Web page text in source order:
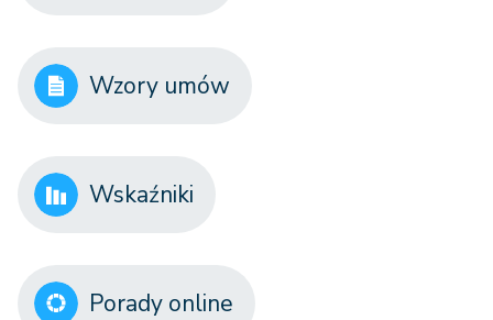
Wzory umów
Wskaźniki
Porady online